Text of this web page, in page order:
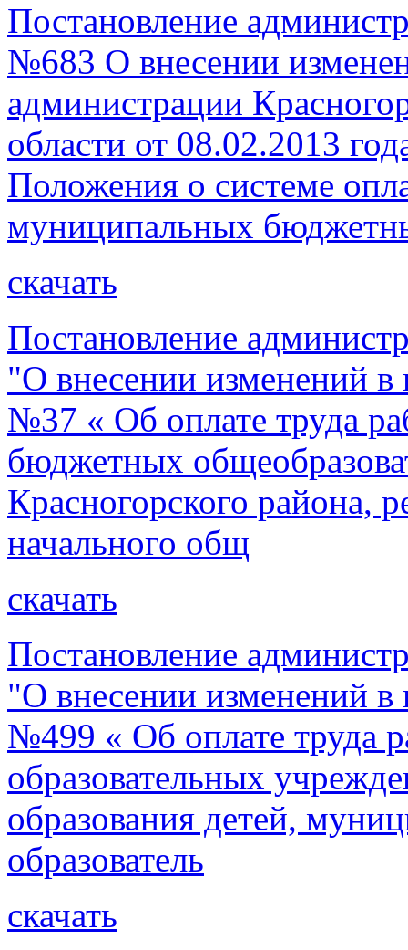
Постановление
№683 О внесении
администрации
области от 08.02.2013
Положения о системе
муниципальных
скачать
Постановление
"О внесении изменений в
№37 « Об оплате труда
бюджетных
Красногорского района,
начального общ
скачать
Постановление
"О внесении изменений в
№499 « Об оплате труда
образовательных
образования детей,
образователь
скачать